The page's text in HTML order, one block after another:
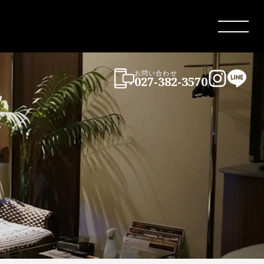
Menu
お問い合わせ
027-382-3570 Instagram
LINE